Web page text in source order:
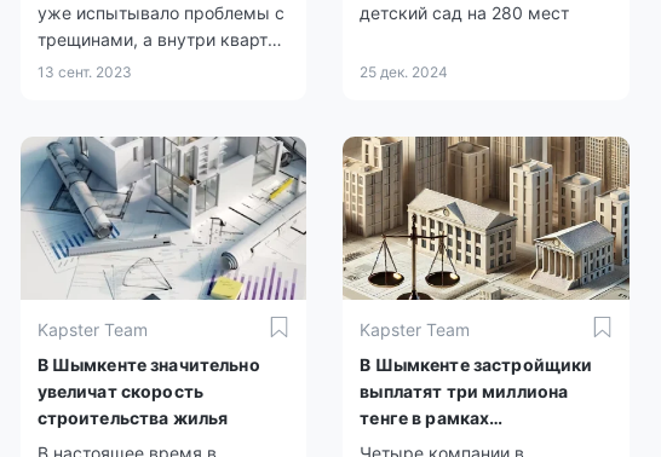
уже испытывало проблемы с
трещинами, а внутри квартир
появились повреждения на
13 сент. 2023
детский сад на 280 мест
25 дек. 2024
Kapster Team
В Шымкенте значительно
увеличат скорость
строительства жилья
В настоящее время в
Kapster Team
В Шымкенте застройщики
выплатят три миллиона
тенге в рамках
административных мер
Четыре компании в